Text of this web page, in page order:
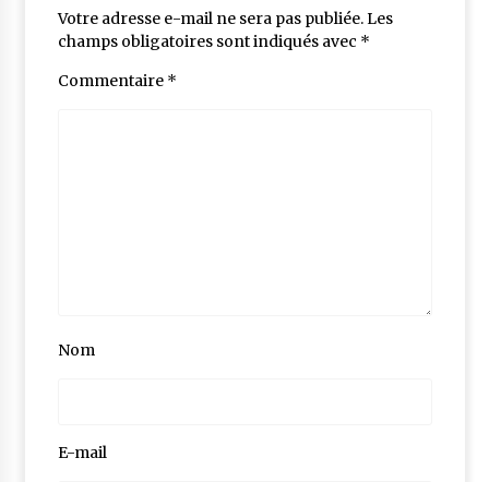
Votre adresse e-mail ne sera pas publiée.Les
champs obligatoires sont indiqués avec *
Commentaire *
Nom
E-mail